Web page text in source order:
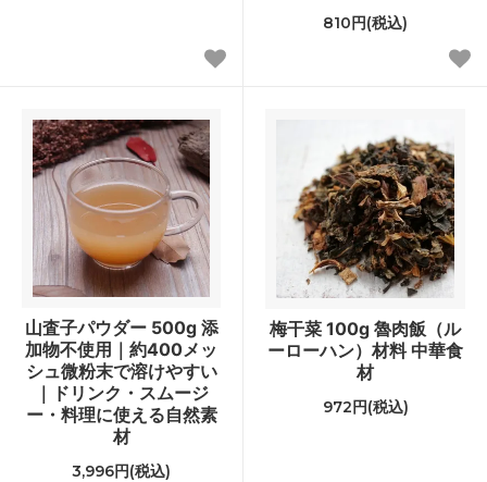
810円(税込)
山査子パウダー 500g 添
加物不使用｜約400メッ
シュ微粉末で溶けやすい
｜ドリンク・スムージ
ー・料理に使える自然素
材
3,996円(税込)
梅干菜 100g 魯肉飯（ル
ーローハン）材料 中華食
材
972円(税込)